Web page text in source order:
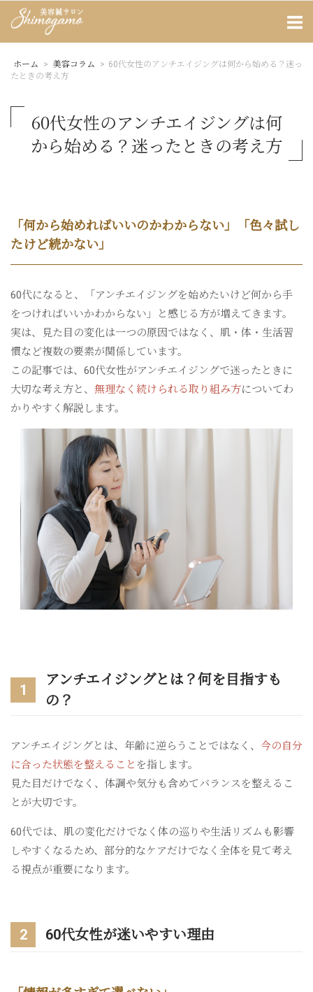
content
Home
ホーム > 美容コラム > 60代女性のアンチエイジングは何から始める？迷っ
たときの考え方
60代女性のアンチエイジングは何
から始める？迷ったときの考え方
「何から始めればいいのかわからない」「色々試し
たけど続かない」
60代になると、「アンチエイジングを始めたいけど何から手
をつければいいかわからない」と感じる方が増えてきます。
実は、見た目の変化は一つの原因ではなく、肌・体・生活習
慣など複数の要素が関係しています。
この記事では、60代女性がアンチエイジングで迷ったときに
大切な考え方と、 無理なく続けられる取り組み方についてわ
かりやすく解説します。
1
アンチエイジングとは？何を目指すも
の？
アンチエイジングとは、年齢に逆らうことではなく、 今の自分
に合った状態を整えること を指します。
見た目だけでなく、体調や気分も含めてバランスを整えるこ
とが大切です。
60代では、肌の変化だけでなく体の巡りや生活リズムも影響
しやすくなるため、部分的なケアだけでなく全体を見て考え
る視点が重要になります。
2 60代女性が迷いやすい理由